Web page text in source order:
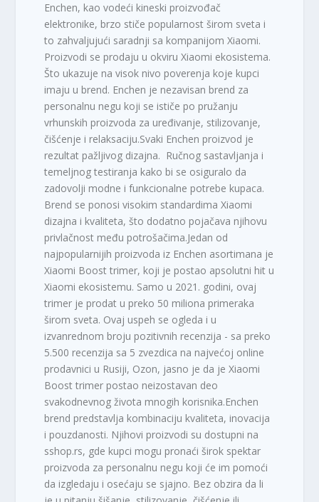
Enchen, kao vodeći kineski proizvođač
elektronike, brzo stiče popularnost širom sveta i
to zahvaljujući saradnji sa kompanijom Xiaomi.
Proizvodi se prodaju u okviru Xiaomi ekosistema.
Što ukazuje na visok nivo poverenja koje kupci
imaju u brend. Enchen je nezavisan brend za
personalnu negu koji se ističe po pružanju
vrhunskih proizvoda za uređivanje, stilizovanje,
čišćenje i relaksaciju.Svaki Enchen proizvod je
rezultat pažljivog dizajna. Ručnog sastavljanja i
temeljnog testiranja kako bi se osiguralo da
zadovolji modne i funkcionalne potrebe kupaca.
Brend se ponosi visokim standardima Xiaomi
dizajna i kvaliteta, što dodatno pojačava njihovu
privlačnost među potrošačima.Jedan od
najpopularnijih proizvoda iz Enchen asortimana je
Xiaomi Boost trimer, koji je postao apsolutni hit u
Xiaomi ekosistemu. Samo u 2021. godini, ovaj
trimer je prodat u preko 50 miliona primeraka
širom sveta. Ovaj uspeh se ogleda i u
izvanrednom broju pozitivnih recenzija - sa preko
5.500 recenzija sa 5 zvezdica na najvećoj online
prodavnici u Rusiji, Ozon, jasno je da je Xiaomi
Boost trimer postao neizostavan deo
svakodnevnog života mnogih korisnika.Enchen
brend predstavlja kombinaciju kvaliteta, inovacija
i pouzdanosti. Njihovi proizvodi su dostupni na
sshop.rs, gde kupci mogu pronaći širok spektar
proizvoda za personalnu negu koji će im pomoći
da izgledaju i osećaju se sjajno. Bez obzira da li